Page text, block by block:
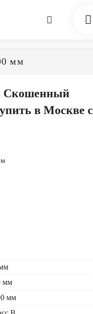
мм
Скошенный
в Москве с
мм
мм